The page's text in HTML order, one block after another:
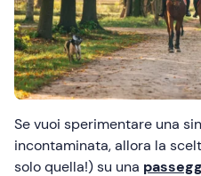
Se vuoi sperimentare una
incontaminata, allora la
solo quella!) su una